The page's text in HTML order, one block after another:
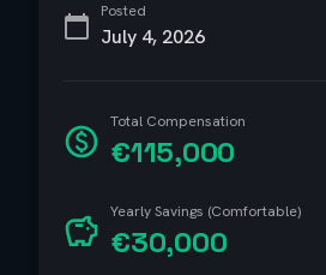
Posted
July 4, 2026
Total Compensation
€115,000
Yearly Savings (Comfortable)
€30,000